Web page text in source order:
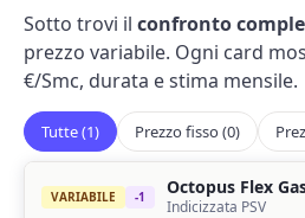
Sotto trovi il confronto
prezzo variabile. Ogni card
€/Smc, durata e stima mensile.
Tutte (1) Prezzo fisso (0)
VARIABILE -1 Octopus Flex
Indicizzata PSV